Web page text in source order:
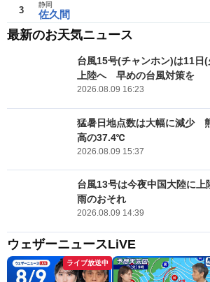
3 佐久間
静岡
最新のお天気ニュース
台風15号(チャンホン)は11日
上陸へ 早めの台風対策を
2026.08.09 16:23
猛暑日地点数は大幅に減少
高の37.4℃
2026.08.09 15:37
台風13号は今夜中国大陸に
雨のおそれ
2026.08.09 14:39
ウェザーニュースLiVE
ライブ放送中